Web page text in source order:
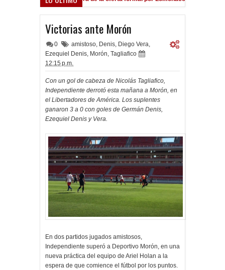
Victorias ante Morón
0 amistoso, Denis, Diego Vera,
Ezequiel Denis, Morón, Tagliafico
12:15 p.m.
Con un gol de cabeza de Nicolás Tagliafico,
Independiente derrotó esta mañana a Morón, en
el Libertadores de América. Los suplentes
ganaron 3 a 0 con goles de Germán Denis,
Ezequiel Denis y Vera.
En dos partidos jugados amistosos,
Independiente superó a Deportivo Morón, en una
nueva práctica del equipo de Ariel Holan a la
espera de que comience el fútbol por los puntos.